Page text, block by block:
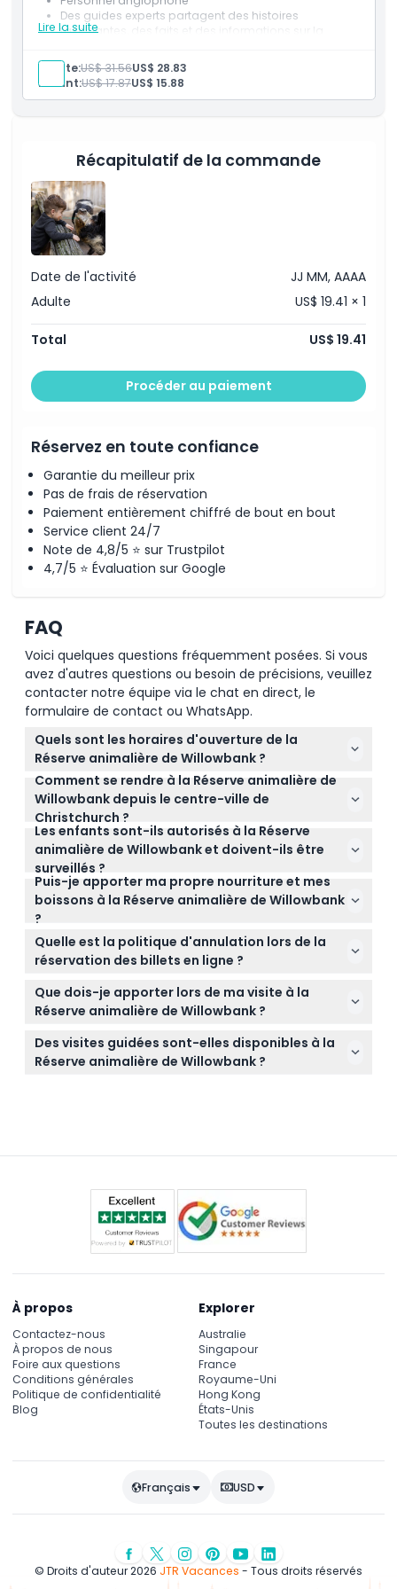
et les visiteurs de tous âges.
Points forts
Politique enfant/adulte
Exclus
Heures d'ouverture
À savoir
Emplacement
Comment échanger
Politique d'annulation
Lire la suite
Des guides experts partagent des histoires
fascinantes, des faits et des informations sur la
Visite guidée de 45 minutes des espèces locales
Adulte:US$ 31.56US$ 28.83
Enfant:US$ 17.87US$ 15.88
Récapitulatif de la commande
Date de l'activité
JJ MM, AAAA
Adulte
US$ 19.41 × 1
Total US$ 19.41
Procéder au paiement
Réservez en toute confiance
Garantie du meilleur prix
Pas de frais de réservation
Paiement entièrement chiffré de bout en bout
Service client 24/7
Note de 4,8/5 ⭐ sur Trustpilot
4,7/5 ⭐ Évaluation sur Google
FAQ
Voici quelques questions fréquemment posées. Si vous
avez d'autres questions ou besoin de précisions, veuillez
contacter notre équipe via le chat en direct, le
formulaire de contact ou WhatsApp.
Quels sont les horaires d'ouverture de la
Réserve animalière de Willowbank ?
La Réserve animalière de Willowbank est ouverte
tous les jours de 9h30 à 17h00, sauf le jour de Noël.
(horaires susceptibles de changer — veuillez
confirmer au moment de la réservation)
Comment se rendre à la Réserve animalière de
Willowbank depuis le centre-ville de
Christchurch ?
La réserve se trouve à environ 20 minutes en
voiture du centre-ville de Christchurch, ce qui la
rend facilement accessible en voiture.
Les enfants sont-ils autorisés à la Réserve
animalière de Willowbank et doivent-ils être
surveillés ?
Oui, les enfants âgés de 0 à 16 ans sont les
bienvenus mais doivent être accompagnés d'un
adulte payant. L'entrée est gratuite pour les
enfants de 0 à 4 ans.
Puis-je apporter ma propre nourriture et mes
boissons à la Réserve animalière de Willowbank
?
La nourriture et les boissons extérieures ne sont pas
autorisées à l'intérieur de la réserve, mais un café
sur place propose une variété de rafraîchissements
chauds et froids.
Quelle est la politique d'annulation lors de la
réservation des billets en ligne ?
Les billets ne sont ni remboursables ni annulables,
donc assurez-vous de choisir votre date de visite
Que dois-je apporter lors de ma visite à la
Réserve animalière de Willowbank ?
Portez des chaussures de marche confortables et
des vêtements adaptés à la météo. N'oubliez pas
Des visites guidées sont-elles disponibles à la
Réserve animalière de Willowbank ?
À propos
Contactez-nous
À propos de nous
Foire aux questions
Conditions générales
Politique de confidentialité
Blog
Explorer
Australie
Singapour
France
Royaume-Uni
Hong Kong
États-Unis
Toutes les destinations
Français USD
© Droits d'auteur 2026 JTR Vacances - Tous droits réservés